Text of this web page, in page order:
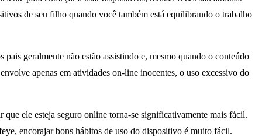
de seu filho quando você também está equilibrando o trabalho
geralmente não estão assistindo e, mesmo quando o conteúdo
apenas em atividades on-line inocentes, o uso excessivo do
ele esteja seguro online torna-se significativamente mais fácil.
encorajar bons hábitos de uso do dispositivo é muito fácil.